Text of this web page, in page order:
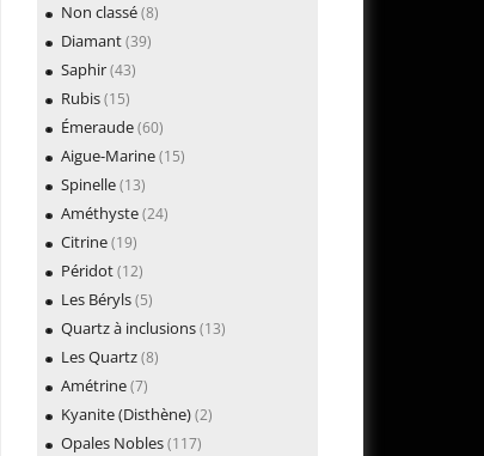
Non classé(8)
Diamant(39)
Saphir(43)
Rubis(15)
Émeraude(60)
Aigue-Marine(15)
Spinelle(13)
Améthyste(24)
Citrine(19)
Péridot(12)
Les Béryls(5)
Quartz à inclusions(13)
Les Quartz(8)
Amétrine(7)
Kyanite (Disthène)(2)
Opales Nobles(117)